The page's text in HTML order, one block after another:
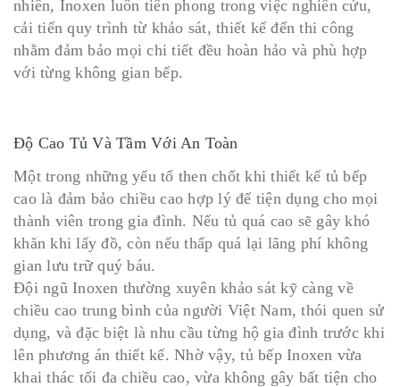
nhiên, Inoxen luôn tiên phong trong việc nghiên cứu,
cải tiến quy trình từ khảo sát, thiết kế đến thi công
nhằm đảm bảo mọi chi tiết đều hoàn hảo và phù hợp
với từng không gian bếp.
Độ Cao Tủ Và Tầm Với An Toàn
Một trong những yếu tố then chốt khi thiết kế tủ bếp
cao là đảm bảo chiều cao hợp lý để tiện dụng cho mọi
thành viên trong gia đình. Nếu tủ quá cao sẽ gây khó
khăn khi lấy đồ, còn nếu thấp quá lại lãng phí không
gian lưu trữ quý báu.
Đội ngũ Inoxen thường xuyên khảo sát kỹ càng về
chiều cao trung bình của người Việt Nam, thói quen sử
dụng, và đặc biệt là nhu cầu từng hộ gia đình trước khi
lên phương án thiết kế. Nhờ vậy, tủ bếp Inoxen vừa
khai thác tối đa chiều cao, vừa không gây bất tiện cho